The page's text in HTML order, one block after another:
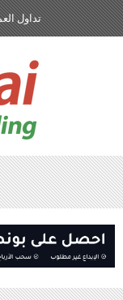
تداول